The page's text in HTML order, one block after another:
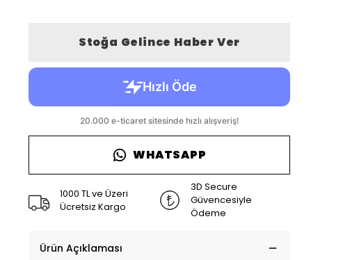
Stoğa Gelince Haber Ver
WHATSAPP
1000 TL ve Üzeri
Ücretsiz Kargo
3D Secure
Güvencesiyle
Ödeme
Ürün Açıklaması